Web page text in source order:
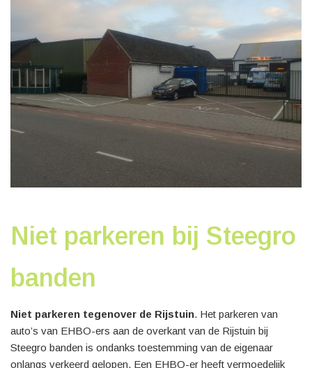
Niet parkeren bij Steegro
banden
Niet parkeren tegenover de Rijstuin. Het parkeren van
auto’s van EHBO-ers aan de overkant van de Rijstuin bij
Steegro banden is ondanks toestemming van de eigenaar
onlangs verkeerd gelopen. Een EHBO-er heeft vermoedelijk